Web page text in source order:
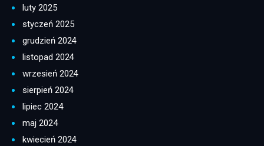
luty 2025
styczeń 2025
grudzień 2024
listopad 2024
wrzesień 2024
sierpień 2024
lipiec 2024
maj 2024
kwiecień 2024